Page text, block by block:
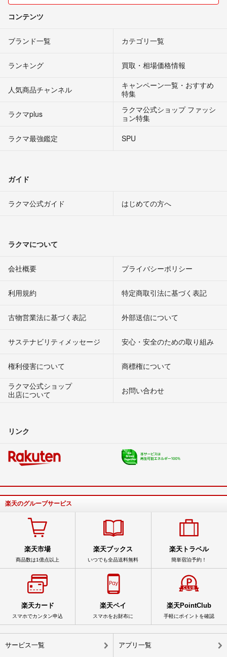
コンテンツ
ブランド一覧 カテゴリ一覧
ランキング 買取・相場価格情報
人気商品チャンネル
キャンペーン一覧・おすすめ
特集
ラクマplus
ラクマ公式ショップ ファッシ
ョン特集
ラクマ最強鑑定
SPU
ガイド
ラクマ公式ガイド はじめての方へ
ラクマについて
会社概要 プライバシーポリシー
利用規約 特定商取引法に基づく表記
古物営業法に基づく表記 外部送信について
サステナビリティメッセージ 安心・安全のための取り組み
権利侵害について
商標権について
ラクマ公式ショップ
出店について
お問い合わせ
リンク
楽天のグループサービス
楽天市場
商品数は1億点以上
楽天ブックス
いつでも全品送料無料
楽天トラベル
簡単宿泊予約！
楽天カード
スマホでカンタン申込
楽天ペイ
スマホをお財布に
楽天PointClub
手軽にポイントを確認
サービス一覧 アプリ一覧